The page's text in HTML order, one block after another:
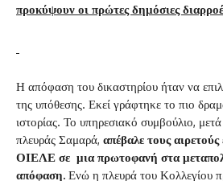
προκύψουν οι πρώτες δημόσιες
Η απόφαση του δικαστηρίου ήταν να
της υπόθεσης. Εκεί γράφτηκε το πιο
ιστορίας. Το υπηρεσιακό συμβούλιο,
πλευράς Σαμαρά, απέβαλε τους
ΟΙΕΛΕ σε μια πρωτοφανή στα
απόφαση. Ενώ η πλευρά του Κολλεγίου